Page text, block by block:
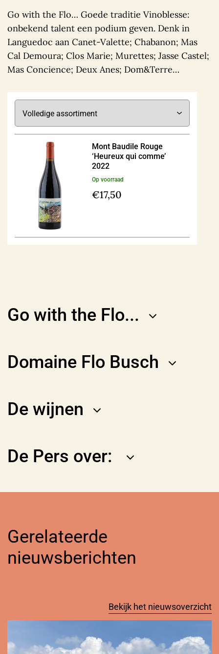
Go with the Flo… Goede traditie Vinoblesse:
onbekend talent een podium geven. Denk in
Languedoc aan Canet-Valette; Chabanon; Mas
Cal Demoura; Clos Marie; Murettes; Jasse Castel;
Mas Concience; Deux Anes; Dom&Terre…
Mont Baudile Rouge
‘Heureux qui comme’
2022
Op voorraad
€17,50
Go with the Flo...
Domaine Flo Busch
De wijnen
De Pers over:
Gerelateerde
nieuwsberichten
Bekijk het nieuwsoverzicht